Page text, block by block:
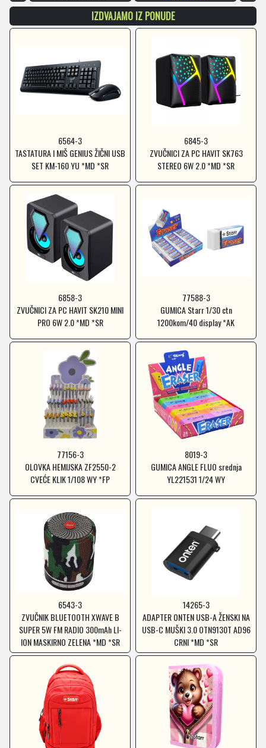
IZDVAJAMO IZ PONUDE
6564-3
TASTATURA I MIŠ GENIUS ŽIČNI USB
SET KM-160 YU *MD *SR
6845-3
ZVUČNICI ZA PC HAVIT SK763
STEREO 6W 2.0 *MD *SR
6858-3
ZVUČNICI ZA PC HAVIT SK210 MINI
PRO 6W 2.0 *MD *SR
77588-3
GUMICA Starr 1/30 ctn
1200kom/40 display *AK
77156-3
OLOVKA HEMIJSKA ZF2550-2
CVEĆE KLIK 1/108 WY *FP
8019-3
GUMICA ANGLE FLUO srednja
YL221531 1/24 WY
6543-3
ZVUČNIK BLUETOOTH XWAVE B
SUPER 5W FM RADIO 300mAh LI-
ION MASKIRNO ZELENA *MD *SR
14265-3
ADAPTER ONTEN USB-A ŽENSKI NA
USB-C MUŠKI 3.0 OTN9130T AD96
CRNI *MD *SR